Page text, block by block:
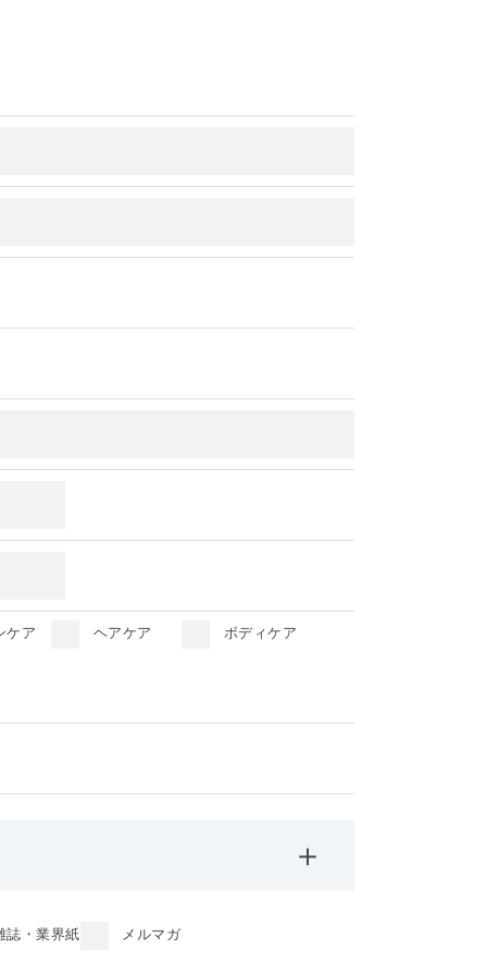
ケア ヘアケア
ボディケア
＋
誌・業界紙 メルマガ